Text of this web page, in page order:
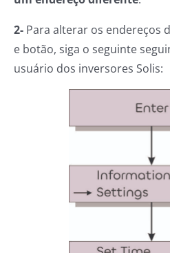
2- Para alterar os endereços
e botão, siga o seguinte
usuário dos inversores Solis: